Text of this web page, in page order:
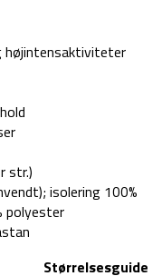
str.)
isolering 100%
polyester
Størrelsesguide